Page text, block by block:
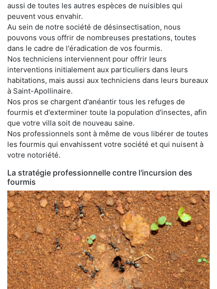
aussi de toutes les autres espèces de nuisibles qui
peuvent vous envahir.
Au sein de notre société de désinsectisation, nous
pouvons vous offrir de nombreuses prestations, toutes
dans le cadre de l'éradication de vos fourmis.
Nos techniciens interviennent pour offrir leurs
interventions initialement aux particuliers dans leurs
habitations, mais aussi aux techniciens dans leurs bureaux
à Saint-Apollinaire.
Nos pros se chargent d'anéantir tous les refuges de
fourmis et d'exterminer toute la population d'insectes, afin
que votre villa soit de nouveau saine.
Nos professionnels sont à même de vous libérer de toutes
les fourmis qui envahissent votre société et qui nuisent à
votre notoriété.
La stratégie professionnelle contre l'incursion des
fourmis